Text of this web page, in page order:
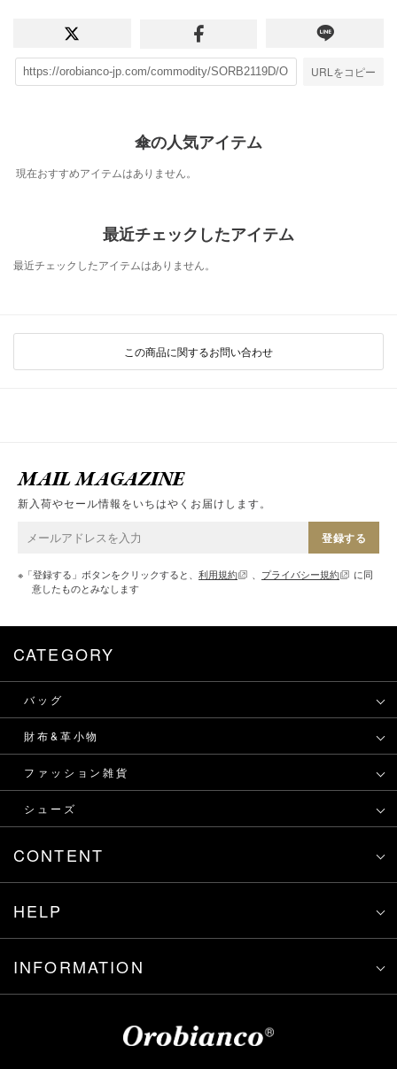
URLをコピー
傘の人気アイテム
現在おすすめアイテムはありません。
最近チェックしたアイテム
最近チェックしたアイテムはありません。
この商品に関するお問い合わせ
MAIL MAGAZINE
新入荷やセール情報をいちはやくお届けします。
登録する
※「登録する」ボタンをクリックすると、 利用規約 、 プライバシー規約
に同
意したものとみなします
CATEGORY
バッグ
財布&革小物
ファッション雑貨
シューズ
CONTENT
HELP
INFORMATION